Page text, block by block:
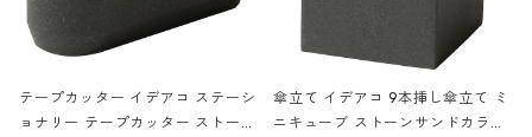
テープカッター イデアコ ステーシ
ョナリー テープカッター ストーン
傘立て イデアコ 9本挿し傘立て ミ
ニキューブ ストーンサンドカラー